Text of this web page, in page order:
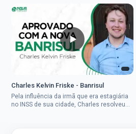
Charles Kelvin Friske - Banrisul
Pela influência da irmã que era estagiária
no INSS de sua cidade, Charles resolveu